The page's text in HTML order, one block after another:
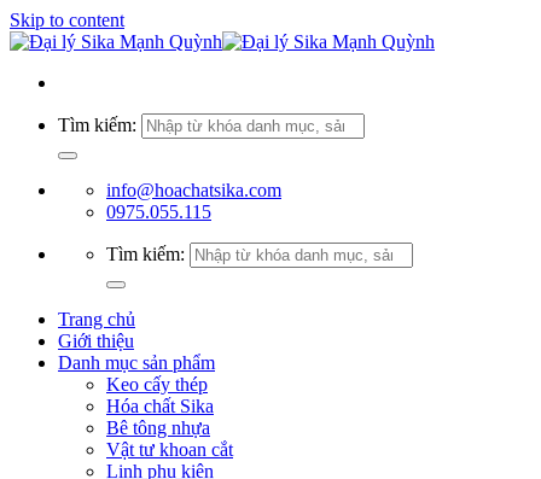
Skip to content
Tìm kiếm:
info@hoachatsika.com
0975.055.115
Tìm kiếm:
Trang chủ
Giới thiệu
Danh mục sản phẩm
Keo cấy thép
Hóa chất Sika
Bê tông nhựa
Vật tư khoan cắt
Linh phụ kiện